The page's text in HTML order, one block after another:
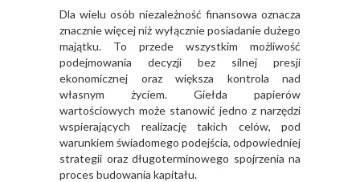
Dla wielu osób niezależność finansowa oznacza
znacznie więcej niż wyłącznie posiadanie dużego
majątku. To przede wszystkim możliwość
podejmowania decyzji bez silnej presji
ekonomicznej oraz większa kontrola nad
własnym życiem. Giełda papierów
wartościowych może stanowić jedno z narzędzi
wspierających realizację takich celów, pod
warunkiem świadomego podejścia, odpowiedniej
strategii oraz długoterminowego spojrzenia na
proces budowania kapitału.